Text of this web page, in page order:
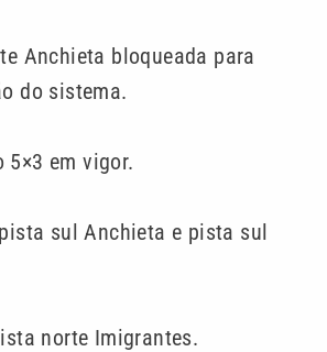
Anchieta bloqueada para
do sistema.
5×3 em vigor.
sul Anchieta e pista sul
norte Imigrantes.